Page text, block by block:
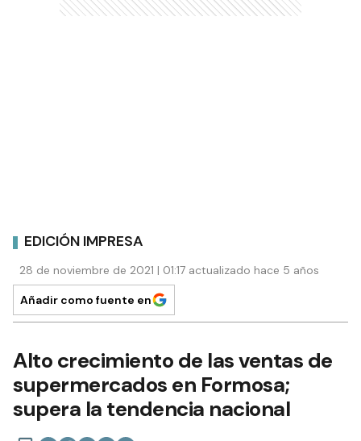
EDICIÓN IMPRESA
28 de noviembre de 2021 | 01:17 actualizado hace 5 años
Añadir como fuente en
Alto crecimiento de las ventas de
supermercados en Formosa;
supera la tendencia nacional